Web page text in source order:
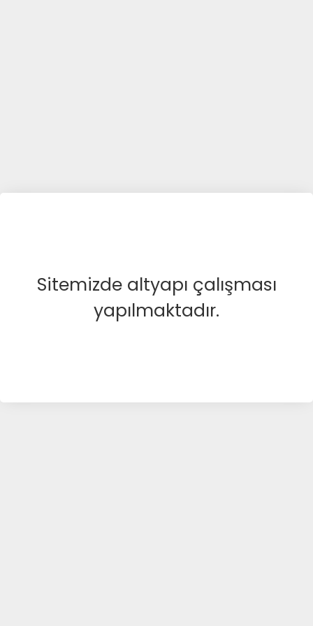
Sitemizde altyapı çalışması
yapılmaktadır.